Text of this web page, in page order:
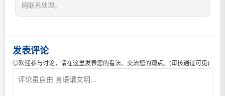
网联系处理。
发表评论
◎欢迎参与讨论，请在这里发表您的看法、交流您的观点。(审核通过可见)